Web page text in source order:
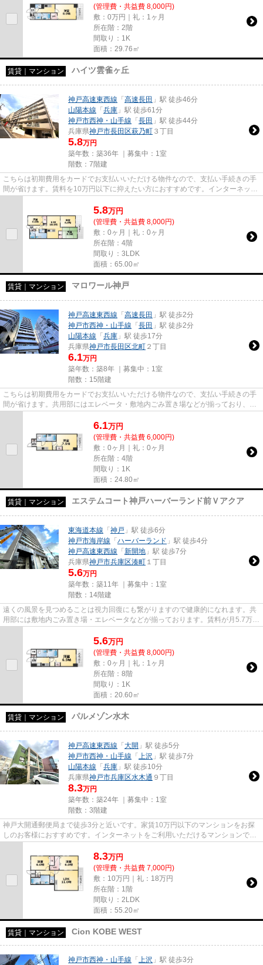
(管理費・共益費 8,000円)
敷：0万円｜礼：1ヶ月
所在階：2階
間取り：1K
面積：29.76㎡
賃貸｜マンション ハイツ雲雀ヶ丘
神戸高速東西線 「 高速長田 」駅 徒歩46分
山陽本線 「 兵庫 」駅 徒歩61分
神戸市西神・山手線 「 長田 」駅 徒歩44分
兵庫県神戸市長田区萩乃町 ３丁目
5.8万円
築年数：築36年 ｜募集中： 1室
階数：7階建
こちらは初期費用をカードでお支払いいただける物件なので、支払い手続きの手
間が省けます。賃料を10万円以下に抑えたい方におすすめです。インターネット
5.8万円
(管理費・共益費 8,000円)
敷：0ヶ月｜礼：0ヶ月
所在階：4階
間取り：3LDK
面積：65.00㎡
賃貸｜マンション マロワール神戸
神戸高速東西線 「 高速長田 」駅 徒歩2分
神戸市西神・山手線 「 長田 」駅 徒歩2分
山陽本線 「 兵庫 」駅 徒歩17分
兵庫県神戸市長田区北町 ２丁目
6.1万円
築年数：築8年 ｜募集中： 1室
階数：15階建
こちらは初期費用をカードでお支払いいただける物件なので、支払い手続きの手
間が省けます。共用部にはエレベータ・敷地内ごみ置き場などが揃っており、と
6.1万円
(管理費・共益費 6,000円)
敷：0ヶ月｜礼：0ヶ月
所在階：4階
間取り：1K
面積：24.80㎡
賃貸｜マンション エステムコート神戸ハーバーランド前Ｖアクア
東海道本線 「 神戸 」駅 徒歩6分
神戸市海岸線 「 ハーバーランド 」駅 徒歩4分
神戸高速東西線 「 新開地 」駅 徒歩7分
兵庫県神戸市兵庫区湊町 １丁目
5.6万円
築年数：築11年 ｜募集中： 1室
階数：14階建
遠くの風景を見つめることは視力回復にも繋がりますので健康的になれます。共
用部には敷地内ごみ置き場・エレベータなどが揃っております。賃料が月5.7万円
5.6万円
(管理費・共益費 8,000円)
敷：0ヶ月｜礼：1ヶ月
所在階：8階
間取り：1K
面積：20.60㎡
賃貸｜マンション パルメゾン水木
神戸高速東西線 「 大開 」駅 徒歩5分
神戸市西神・山手線 「 上沢 」駅 徒歩7分
山陽本線 「 兵庫 」駅 徒歩10分
兵庫県神戸市兵庫区水木通 ９丁目
8.3万円
築年数：築24年 ｜募集中： 1室
階数：3階建
神戸大開通郵便局まで徒歩3分と近いです。家賃10万円以下のマンションをお探
しのお客様におすすめです。インターネットをご利用いただけるマンションで
8.3万円
(管理費・共益費 7,000円)
敷：10万円｜礼：18万円
所在階：1階
間取り：2LDK
面積：55.20㎡
賃貸｜マンション Cion KOBE WEST
神戸市西神・山手線 「 上沢 」駅 徒歩3分